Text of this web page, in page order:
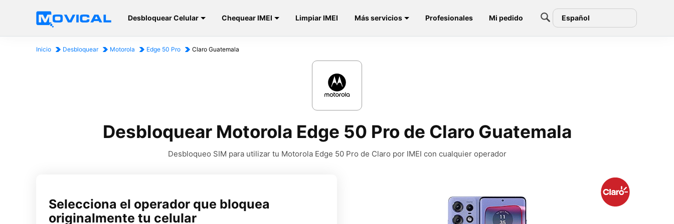
Desbloquear Celular Chequear IMEI Limpiar IMEI Más servicios Profesionales Mi pedido Español
Inicio Desbloquear Motorola Edge 50 Pro Claro Guatemala
Desbloquear Motorola Edge 50 Pro de Claro Guatemala
Desbloqueo SIM para utilizar tu Motorola Edge 50 Pro de Claro por IMEI con cualquier operador
Selecciona el operador que bloquea
originalmente tu celular